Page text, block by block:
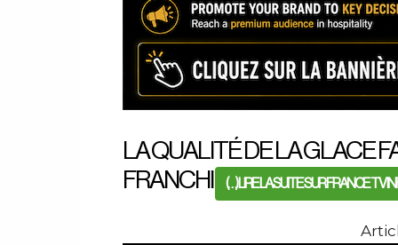
LA QUALITÉ DE LA GLACE
FRANCHI
(…) LIRE LA SUITE SUR FRANCE TV